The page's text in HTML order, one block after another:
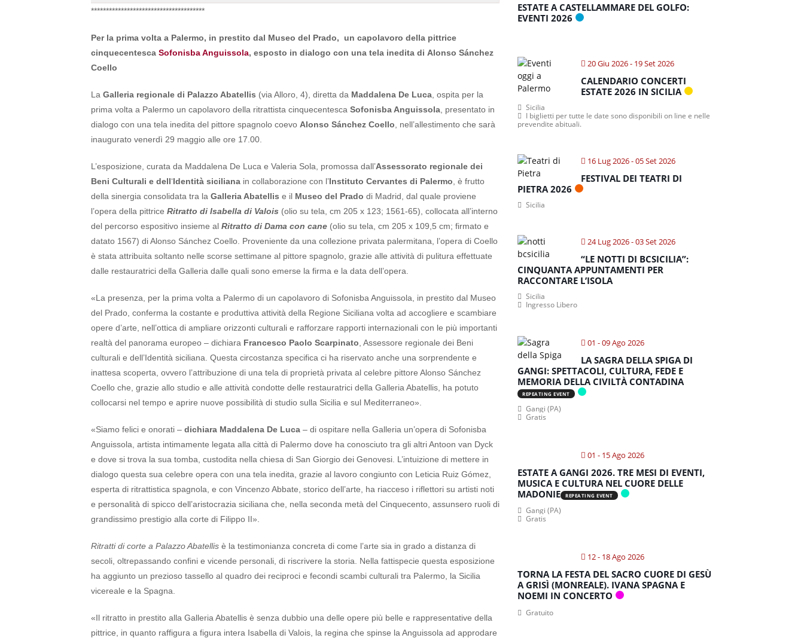
**************************************
Per la prima volta a Palermo, in prestito dal Museo del Prado,
un capolavoro della pittrice
cinquecentesca Sofonisba Anguissola, esposto in dialogo con una tela inedita di Alonso Sánchez
Coello
La Galleria regionale di Palazzo Abatellis (via Alloro, 4), diretta da Maddalena De Luca , ospita per la
prima volta a Palermo un capolavoro della ritrattista cinquecentesca Sofonisba Anguissola , presentato in
dialogo con una tela inedita del pittore spagnolo coevo Alonso Sánchez Coello , nell’allestimento che sarà
inaugurato venerdì 29 maggio alle ore 17.00.
L’esposizione, curata da Maddalena De Luca e Valeria Sola, promossa dall’Assessorato regionale dei
Beni Culturali e dell‘Identità siciliana in collaborazione con l’Instituto Cervantes di Palermo , è frutto
della sinergia consolidata tra la Galleria Abatellis e il Museo del Prado di Madrid, dal quale proviene
l’opera della pittrice Ritratto di Isabella di Valois (olio su tela, cm 205 x 123; 1561-65), collocata all’interno
del percorso espositivo insieme al Ritratto di Dama con cane (olio su tela, cm 205 x 109,5 cm; firmato e
datato 1567) di Alonso Sánchez Coello. Proveniente da una collezione privata palermitana, l’opera di Coello
è stata attribuita soltanto nelle scorse settimane al pittore spagnolo, grazie alle attività di pulitura effettuate
dalle restauratrici della Galleria dalle quali sono emerse la firma e la data dell’opera.
«La presenza, per la prima volta a Palermo di un capolavoro di Sofonisba Anguissola, in prestito dal Museo
del Prado, conferma la costante e produttiva attività della Regione Siciliana volta ad accogliere e scambiare
opere d’arte, nell’ottica di ampliare orizzonti culturali e rafforzare rapporti internazionali con le più importanti
realtà del panorama europeo – dichiara Francesco Paolo Scarpinato , Assessore regionale dei Beni
culturali e dell’Identità siciliana. Questa circostanza specifica ci ha riservato anche una sorprendente e
inattesa scoperta, ovvero l’attribuzione di una tela di proprietà privata al celebre pittore Alonso Sánchez
Coello che, grazie allo studio e alle attività condotte delle restauratrici della Galleria Abatellis, ha potuto
collocarsi nel tempo e aprire nuove possibilità di studio sulla Sicilia e sul Mediterraneo».
«Siamo felici e onorati – dichiara Maddalena De Luca – di ospitare nella Galleria un’opera di Sofonisba
Anguissola, artista intimamente legata alla città di Palermo dove ha conosciuto tra gli altri Antoon van Dyck
e dove si trova la sua tomba, custodita nella chiesa di San Giorgio dei Genovesi. L’intuizione di mettere in
dialogo questa sua celebre opera con una tela inedita, grazie al lavoro congiunto con Leticia Ruiz Gómez,
esperta di ritrattistica spagnola, e con Vincenzo Abbate, storico dell’arte, ha riacceso i riflettori su artisti noti
e personalità di spicco dell’aristocrazia siciliana che, nella seconda metà del Cinquecento, assunsero ruoli di
grandissimo prestigio alla corte di Filippo II».
Ritratti di corte a Palazzo Abatellis è la testimonianza concreta di come l’arte sia in grado a distanza di
secoli, oltrepassando confini e vicende personali, di riscrivere la storia. Nella fattispecie questa esposizione
ha aggiunto un prezioso tassello al quadro dei reciproci e fecondi scambi culturali tra Palermo, la Sicilia
vicereale e la Spagna.
«Il ritratto in prestito alla Galleria Abatellis è senza dubbio una delle opere più belle e rappresentative della
pittrice, in quanto raffigura a figura intera Isabella di Valois, la regina che spinse la Anguissola ad approdare
ESTATE A CASTELLAMMARE DEL GOLFO:
EVENTI 2026
20 Giu 2026- 19 Set 2026
CALENDARIO CONCERTI
ESTATE 2026 IN SICILIA
Sicilia
I biglietti per tutte le date sono disponibili on line e nelle
prevendite abituali.
16 Lug 2026- 05 Set 2026
FESTIVAL DEI TEATRI DI
PIETRA 2026
Sicilia
24 Lug 2026- 03 Set 2026
“LE NOTTI DI BCSICILIA”:
CINQUANTA APPUNTAMENTI PER
RACCONTARE L’ISOLA
Sicilia
Ingresso Libero
01 - 09 Ago 2026
LA SAGRA DELLA SPIGA DI
GANGI: SPETTACOLI, CULTURA, FEDE E
MEMORIA DELLA CIVILTÀ CONTADINA
REPEATING EVENT
Gangi (PA)
Gratis
01 - 15 Ago 2026
ESTATE A GANGI 2026. TRE MESI DI EVENTI,
MUSICA E CULTURA NEL CUORE DELLE
MADONIE
REPEATING EVENT
Gangi (PA)
Gratis
12 - 18 Ago 2026
TORNA LA FESTA DEL SACRO CUORE DI GESÙ
A GRISÌ (MONREALE). IVANA SPAGNA E
NOEMI IN CONCERTO
Gratuito